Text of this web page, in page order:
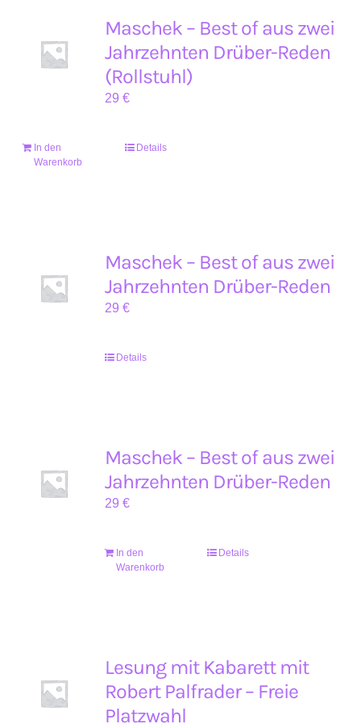
Maschek – Best of aus zwei
Jahrzehnten Drüber-Reden
(Rollstuhl)
29€
In den
Warenkorb
Details
Maschek – Best of aus zwei
Jahrzehnten Drüber-Reden
29€
Details
Maschek – Best of aus zwei
Jahrzehnten Drüber-Reden
29€
In den
Warenkorb
Details
Lesung mit Kabarett mit
Robert Palfrader – Freie
Platzwahl